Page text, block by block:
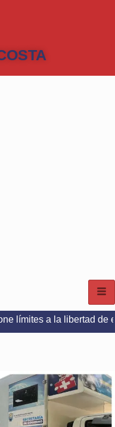
libertad de expresión